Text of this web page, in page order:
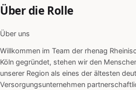
Über die Rolle
Über uns
Willkommen im Team der rhenag
Köln gegründet, stehen wir den
unserer Region als eines der ältesten
Versorgungsunternehmen